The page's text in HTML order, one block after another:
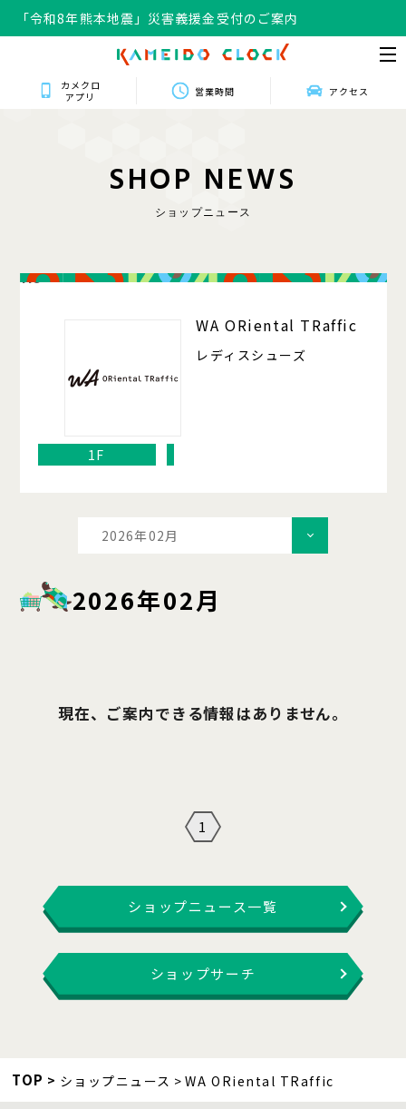
「令和8年熊本地震」災害義援金受付のご案内
カメクロ
アプリ
営業時間 アクセス
SHOP NEWS
ショップニュース
118
WA ORiental TRaffic
レディスシューズ
1F
2026年02月
2026年02月
現在、ご案内できる情報はありません。
1
ショップニュース一覧
ショップサーチ
TOP ショップニュース WA ORiental TRaffic